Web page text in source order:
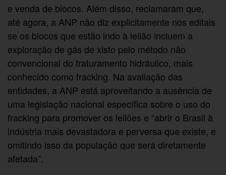
e venda de blocos. Além disso, reclamaram que,
até agora, a ANP não diz explicitamente nos editais
se os blocos que estão indo à leilão incluem a
exploração de gás de xisto pelo método não
convencional do fraturamento hidráulico, mais
conhecido como fracking. Na avaliação das
entidades, a ANP está aproveitando a ausência de
uma legislação nacional específica sobre o uso do
fracking para promover os leilões e “abrir o Brasil à
indústria mais devastadora e perversa que existe, e
omitindo isso da população que será diretamente
afetada”.